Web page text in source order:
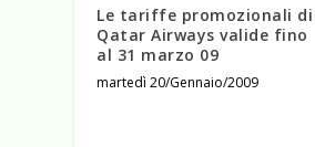
Le tariffe promozionali di
Qatar Airways valide fino
al 31 marzo 09
martedì 20/Gennaio/2009